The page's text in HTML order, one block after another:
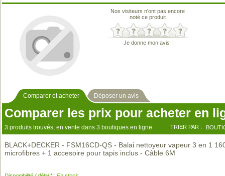
Nos visiteurs n'ont pas encore
noté ce produit
Je donne mon avis !
Comparer et acheter Déposer un avis
Comparer les prix pour acheter en
3 produits trouvés, en vente dans 3 boutiques en ligne. TRIER PAR :
BLACK+DECKER - FSM16CD-QS - Balai nettoyeur vapeur 3 en 1
microfibres + 1 accesoire pour tapis inclus - Câble 6M